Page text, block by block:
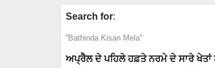
Search for:
Bathinda Kisan Mela
ਅਪ੍ਰੈਲ ਦੇ ਪਹਿਲੇ ਹਫ਼ਤੇ ਨਰਮੇ ਦੇ ਸਾਰੇ ਖੇਤਾਂ